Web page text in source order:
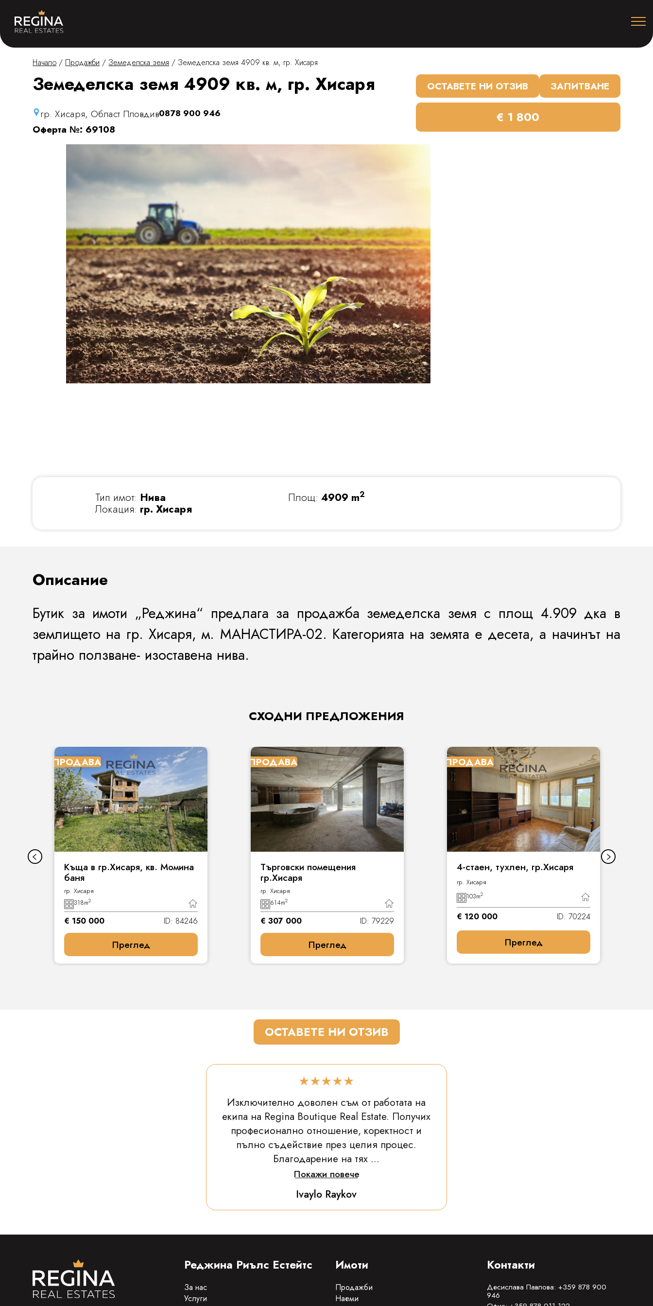
Начало / Продажби / Земеделска земя / Земеделска земя 4909 кв. м, гр. Хисаря
Земеделска земя 4909 кв. м, гр. Хисаря
гр. Хисаря, Област Пловдив0878 900 946
Оферта №: 69108
ОСТАВЕТЕ НИ ОТЗИВ ЗАПИТВАНЕ
€ 1 800
Тип имот: Нива
Локация: гр. Хисаря
Площ:4909 m2
Описание
Бутик за имоти „Реджина“ предлага за продажба земеделска земя с площ 4.909 дка в
землището на гр. Хисаря, м. МАНАСТИРА-02. Категорията на земята е десета, а начинът на
трайно ползване- изоставена нива.
СХОДНИ ПРЕДЛОЖЕНИЯ
ПРОДАВА
Къща в гр.Хисаря, кв. Момина
баня
гр. Хисаря
318m2
€ 150 000 ID: 84246
Преглед
ПРОДАВА
Търговски помещения
гр.Хисаря
гр. Хисаря
614m2
€ 307 000 ID: 79229
Преглед
ПРОДАВА
4-стаен, тухлен, гр.Хисаря
гр. Хисаря
103m2
€ 120 000 ID: 70224
Преглед
ОСТАВЕТЕ НИ ОТЗИВ
★★★★★
Изключително доволен съм от работата на
екипа на Regina Boutique Real Estate. Получих
професионално отношение, коректност и
пълно съдействие през целия процес.
Благодарение на тях ...
Покажи повече
Ivaylo Raykov
Реджина Риълс Естейтс
За нас
Услуги
Имоти
Продажби
Наеми
Контакти
Десислава Павлова: +359 878 900
946